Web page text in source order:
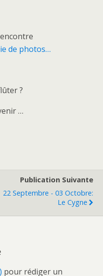
de photos…
?
…
Publication Suivante
22 Septembre - 03 Octobre:
Le Cygne
pour rédiger un